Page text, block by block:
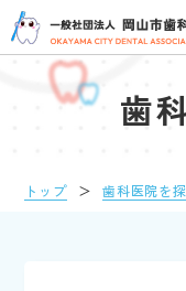
歯
トップ ＞ 歯科医院を